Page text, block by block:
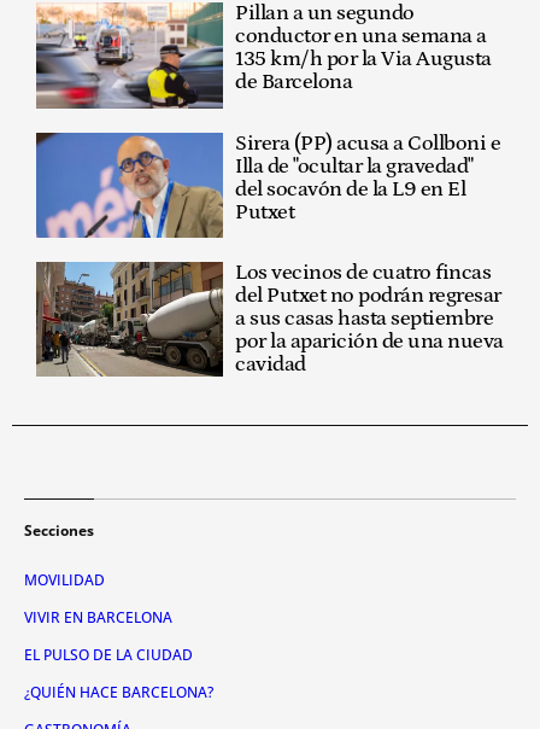
Pillan a un segundo
conductor en una semana a
135 km/h por la Via Augusta
de Barcelona
Sirera (PP) acusa a Collboni e
Illa de "ocultar la gravedad"
del socavón de la L9 en El
Putxet
Los vecinos de cuatro fincas
del Putxet no podrán regresar
a sus casas hasta septiembre
por la aparición de una nueva
cavidad
Secciones
MOVILIDAD
VIVIR EN BARCELONA
EL PULSO DE LA CIUDAD
¿QUIÉN HACE BARCELONA?